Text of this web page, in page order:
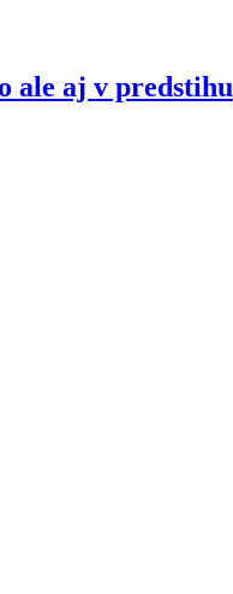
ale aj v predstihu